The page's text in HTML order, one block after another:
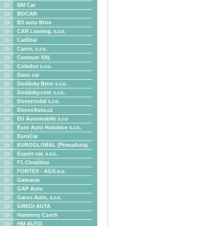
BM Car
BOCAR
BS auto Brno
CAR Leasing, s.r.o.
CarDeal
Caros, s.r.o.
Centrum XXL
Coledos s.r.o.
Davo car
Dodávky Brno s.r.o.
Dodávky.com s.r.o.
Doveztodal s.r.o.
DovozAuta.cz
EU Automobile s.r.o
Euro Auto Holubice s.r.o.
EuroCar
EUROGLOBAL (PrimaAuta)
Expert car, s.r.o.
F1 Chraštice
FORTEX - AGS a.s.
Gamacar
GAP Auto
Garos Auto, s.r.o.
GREGI AUTA
Harmony Czech
HM AUTO